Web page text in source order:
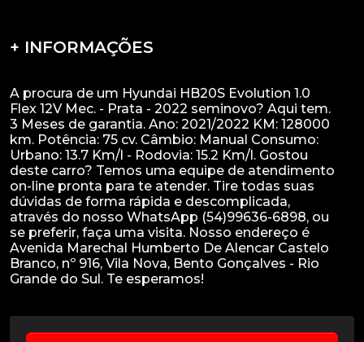
+ INFORMAÇÕES
A procura de um Hyundai HB20S Evolution 1.0
Flex 12V Mec. - Prata - 2022 seminovo? Aqui tem.
3 Meses de garantia. Ano: 2021/2022 KM: 128000
km. Potência: 75 cv. Câmbio: Manual Consumo:
Urbano: 13.7 Km/l - Rodovia: 15.2 Km/l. Gostou
deste carro? Temos uma equipe de atendimento
on-line pronta para te atender. Tire todas suas
dúvidas de forma rápida e descomplicada,
através do nosso WhatsApp (54)99636-6898, ou
se preferir, faça uma visita. Nosso endereço é
Avenida Marechal Humberto De Alencar Castelo
Branco, nº 916, Vila Nova, Bento Gonçalves - Rio